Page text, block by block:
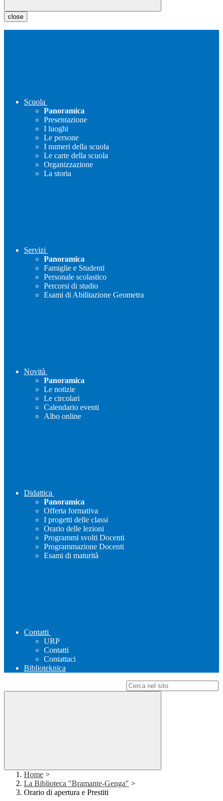
close
Scuola
Panoramica
Presentazione
I luoghi
Le persone
I numeri della scuola
Le carte della scuola
Organizzazione
La storia
Servizi
Panoramica
Famiglie e Studenti
Personale scolastico
Percorsi di studio
Esami di Abilitazione Geometra
Novità
Panoramica
Le notizie
Le circolari
Calendario eventi
Albo online
Didattica
Panoramica
Offerta formativa
I progetti delle classi
Orario delle lezioni
Programmi svolti Docenti
Programmazione Docenti
Esami di maturità
Contatti
URP
Contatti
Contattaci
Biblioteknica
Home >
La Biblioteca "Bramante-Genga" >
Orario di apertura e Prestiti